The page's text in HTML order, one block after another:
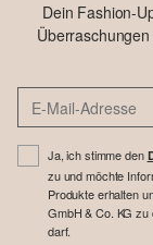
Dein Fashion-
Ja, ich stimme den
zu und möchte
Produkte erhalten
GmbH & Co. KG
darf.